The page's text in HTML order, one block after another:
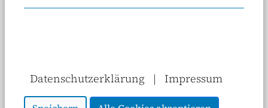
Datenschutzerklärung | Impressum